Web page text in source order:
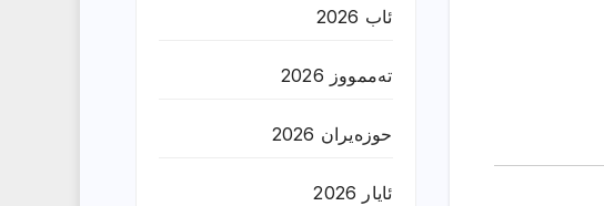
ئاب 2026
تەممووز 2026
حوزه‌یران 2026
ئایار 2026